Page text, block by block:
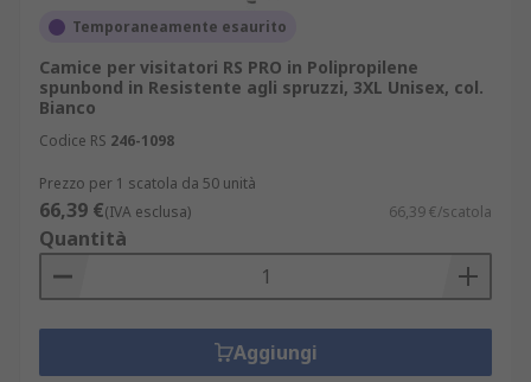
Temporaneamente esaurito
Camice per visitatori RS PRO in Polipropilene
spunbond in Resistente agli spruzzi, 3XL Unisex, col.
Bianco
Codice RS 246-1098
Prezzo per 1 scatola da 50 unità
66,39 €(IVA esclusa) 66,39 €/scatola
Quantità
Aggiungi